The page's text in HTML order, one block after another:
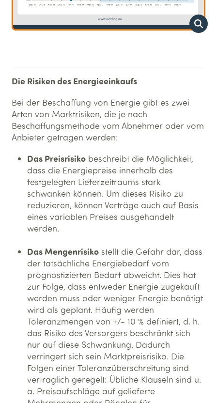
Die Risiken des Energieeinkaufs
Bei der Beschaffung von Energie gibt es zwei
Arten von Marktrisiken, die je nach
Beschaffungsmethode vom Abnehmer oder vom
Anbieter getragen werden:
Das Preisrisiko beschreibt die Möglichkeit,
dass die Energiepreise innerhalb des
festgelegten Lieferzeitraums stark
schwanken können. Um dieses Risiko zu
reduzieren, können Verträge auch auf Basis
eines variablen Preises ausgehandelt
werden.
Das Mengenrisiko stellt die Gefahr dar, dass
der tatsächliche Energiebedarf vom
prognostizierten Bedarf abweicht. Dies hat
zur Folge, dass entweder Energie zugekauft
werden muss oder weniger Energie benötigt
wird als geplant. Häufig werden
Toleranzmengen von +/- 10 % definiert, d. h.
das Risiko des Versorgers beschränkt sich
nur auf diese Schwankung. Dadurch
verringert sich sein Marktpreisrisiko. Die
Folgen einer Toleranzüberschreitung sind
vertraglich geregelt: Übliche Klauseln sind u.
a. Preisaufschläge auf gelieferte